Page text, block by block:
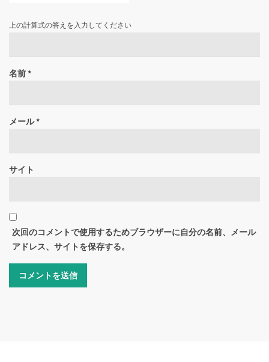
上の計算式の答えを入力してください
名前*
メール*
サイト
次回のコメントで使用するためブラウザーに自分の名前、メール
アドレス、サイトを保存する。